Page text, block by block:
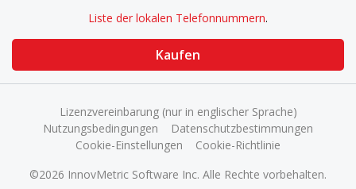
Liste der lokalen Telefonnummern.
Kaufen
©2026 InnovMetric Software Inc. Alle Rechte vorbehalten.
Lizenzvereinbarung (nur in englischer Sprache)
Nutzungsbedingungen
Datenschutzbestimmungen
Cookie-Einstellungen
Cookie-Richtlinie